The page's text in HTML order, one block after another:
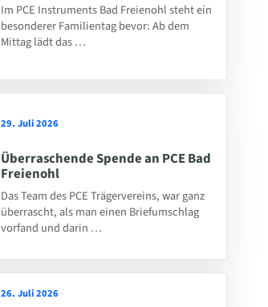
Im PCE Instruments Bad Freienohl steht ein
besonderer Familientag bevor: Ab dem
Mittag lädt das …
29. Juli 2026
Überraschende Spende an PCE Bad
Freienohl
Das Team des PCE Trägervereins, war ganz
überrascht, als man einen Briefumschlag
vorfand und darin …
26. Juli 2026